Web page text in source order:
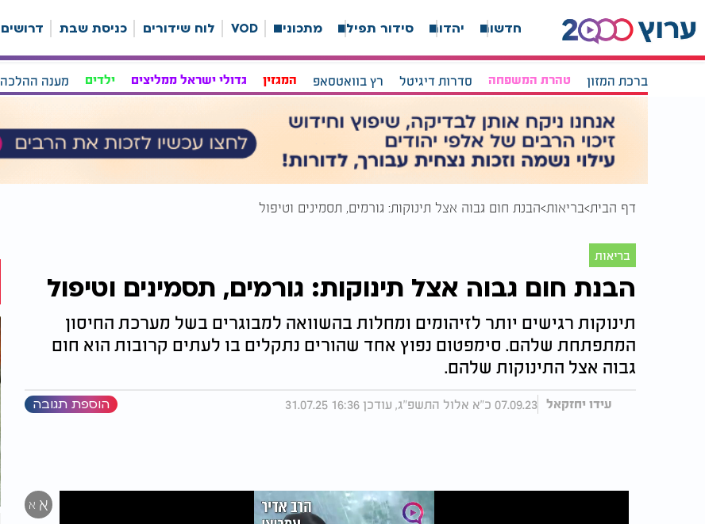
חדשות יהדות סידור תפילה מתכונים VOD לוח שידורים כניסת שבת דרושים
ברכת המזון טהרת המשפחה סדרות דיגיטל רץ בוואטסאפ המגזין גדולי ישראל ממליצים ילדים מענה ההלכה
דף הבית בריאות הבנת חום גבוה אצל תינוקות: גורמים, תסמינים וטיפול
בריאות
הבנת חום גבוה אצל תינוקות: גורמים, תסמינים וטיפול
תינוקות רגישים יותר לזיהומים ומחלות בהשוואה למבוגרים בשל מערכת החיסון
המתפתחת שלהם. סימפטום נפוץ אחד שהורים נתקלים בו לעתים קרובות הוא חום
גבוה אצל התינוקות שלהם.
עידו יחזקאל 07.09.23 כ"א אלול התשפ"ג, עודכן 16:36 31.07.25 הוספת תגובה
א א